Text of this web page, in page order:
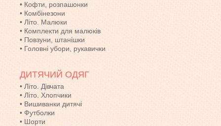
• Кофти, розпашонки
• Комбінезони
• Літо. Малюки
• Комплекти для малюків
• Повзуни, штанішки
• Головні убори, рукавички
ДИТЯЧИЙ ОДЯГ
• Літо. Дівчата
• Літо. Хлопчики
• Вишиванки дитячі
• Футболки
• Шорти